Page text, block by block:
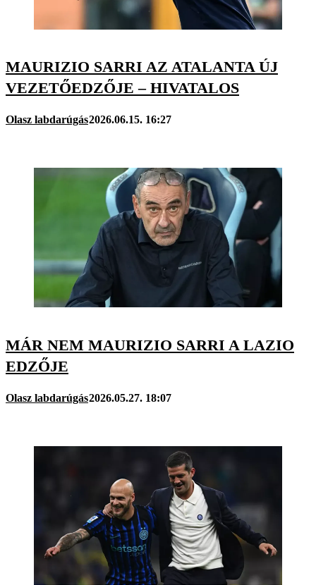
MAURIZIO SARRI AZ ATALANTA ÚJ
VEZETŐEDZŐJE – HIVATALOS
Olasz labdarúgás2026.06.15. 16:27
MÁR NEM MAURIZIO SARRI A LAZIO
EDZŐJE
Olasz labdarúgás2026.05.27. 18:07